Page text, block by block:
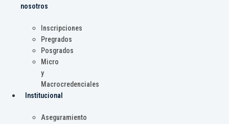
nosotros
Inscripciones
Pregrados
Posgrados
Micro
y
Macrocredenciales
Institucional
Aseguramiento